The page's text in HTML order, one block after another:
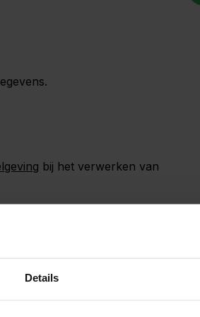
Details
bij het verwerken van